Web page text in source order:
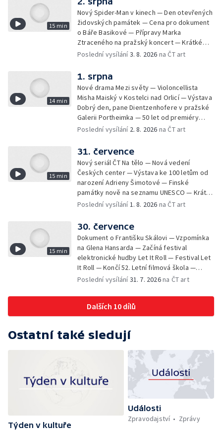
15 min
Nový Spider-Man v kinech — Den otevřených
židovských památek — Cena pro dokument
o Báře Basikové — Přípravy Marka
Ztraceného na pražský koncert — Krátké
zprávy z kultury — Nález historických
Poslední vysílání3. 8. 2026 na ČT art
14 min
1. srpna
Nové drama Mezi světy — Violoncellista
Misha Maiský v Kostelci nad Orlicí — Výstava
Dobrý den, pane Dientzenhofere v pražské
Galerii Portheimka — 50 let od premiéry
filmu Na samotě u lesa — Krátké zprávy z
Mercury
Poslední vysílání 2. 8. 2026 na ČT art
15 min
31. července
Nový seriál ČT Na tělo — Nová vedení
Českých center — Výstava ke 100 letům od
narození Adrieny Šimotové — Finské
památky nově na seznamu UNESCO — Krátké
zprávy z kultury — Začíná Jiráskův Hronov —
Poslední vysílání1. 8. 2026 na ČT art
15 min
30. července
Dokument o Františku Skálovi — Vzpomínka
na Glena Hansarda — Začíná festival
elektronické hudby Let It Roll — Festival Let
It Roll — Končí 52. Letní filmová škola —
Krátké zprávy z kultury — Rekonstrukce
Poslední vysílání31. 7. 2026na ČT art
Dalších 10 dílů
Ostatní také sledují
Týden v kultuře
Události
Zpravodajství
Zprávy